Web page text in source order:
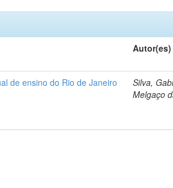
Autor(es)
de ensino do Rio de Janeiro
Silva,
Melgaço